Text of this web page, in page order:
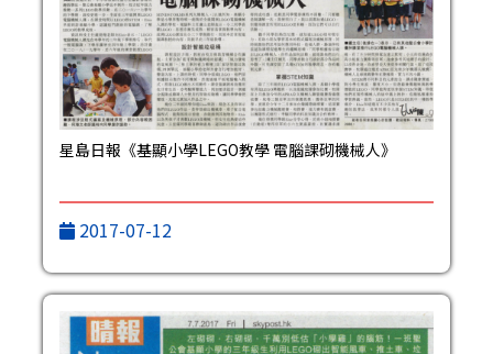
星島日報《基顯小學LEGO教學 電腦課砌機械人》
2017-07-12